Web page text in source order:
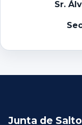
Sr.
Junta de Salto